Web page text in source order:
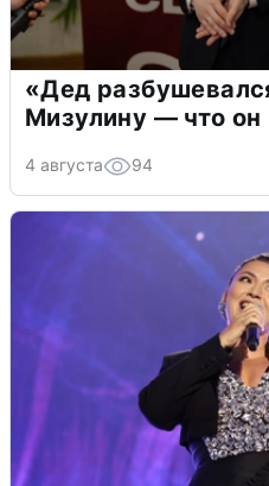
«Дед
Мизулину — что он
4 августа 94